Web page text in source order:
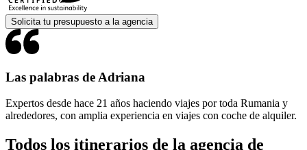
Solicita tu presupuesto a la agencia
Las palabras de Adriana
Expertos desde hace 21 años haciendo viajes por toda Rumania y
alrededores, con amplia experiencia en viajes con coche de alquiler.
Todos los itinerarios de la agencia de